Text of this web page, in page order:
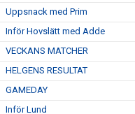
Uppsnack med Prim
Inför Hovslätt med Adde
VECKANS MATCHER
HELGENS RESULTAT
GAMEDAY
Inför Lund